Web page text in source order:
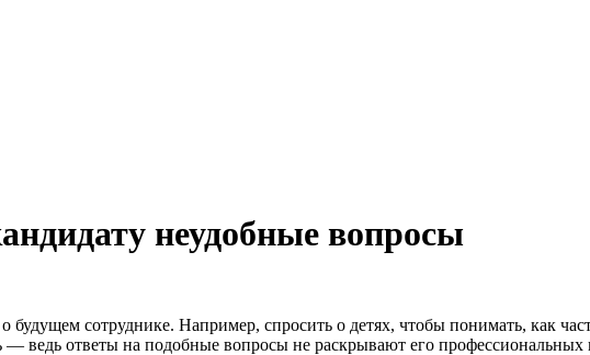
неудобные вопросы
будущем сотруднике. Например, спросить о детях, чтобы понимать, как
— ведь ответы на подобные вопросы не раскрывают его профессиональных